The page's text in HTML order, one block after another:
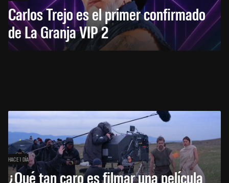
Carlos Trejo es el primer confirmado
de La Granja VIP 2
HACE 1 DÍA
¿Qué tan caro es filmar una película